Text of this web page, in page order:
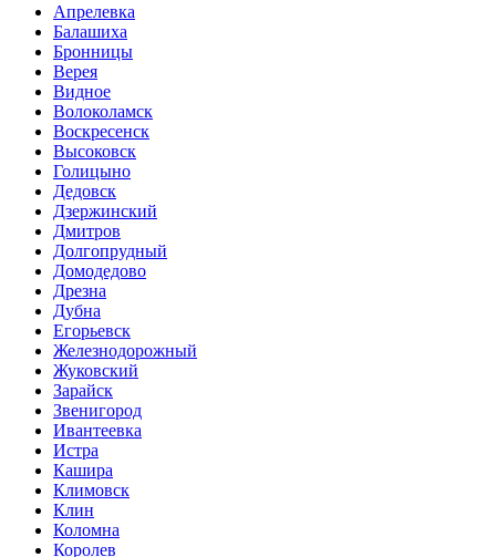
Апрелевка
Балашиха
Бронницы
Верея
Видное
Волоколамск
Воскресенск
Высоковск
Голицыно
Дедовск
Дзержинский
Дмитров
Долгопрудный
Домодедово
Дрезна
Дубна
Егорьевск
Железнодорожный
Жуковский
Зарайск
Звенигород
Ивантеевка
Истра
Кашира
Климовск
Клин
Коломна
Королев